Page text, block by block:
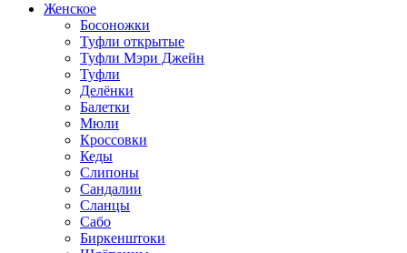
Женское
Босоножки
Туфли открытые
Туфли Мэри Джейн
Туфли
Делёнки
Балетки
Мюли
Кроссовки
Кеды
Слипоны
Сандалии
Сланцы
Сабо
Биркенштоки